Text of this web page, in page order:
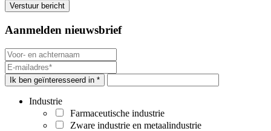
Aanmelden nieuwsbrief
Ik ben geïnteresseerd in *
Industrie
Farmaceutische industrie
Zware industrie en metaalindustrie